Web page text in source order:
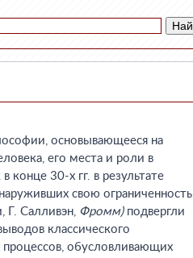
основывающееся на
его места и роли в
конце 30-х гг. в результате
свою ограниченность
Г. Салливэн, Фромм) подвергли
классического
обусловливающих